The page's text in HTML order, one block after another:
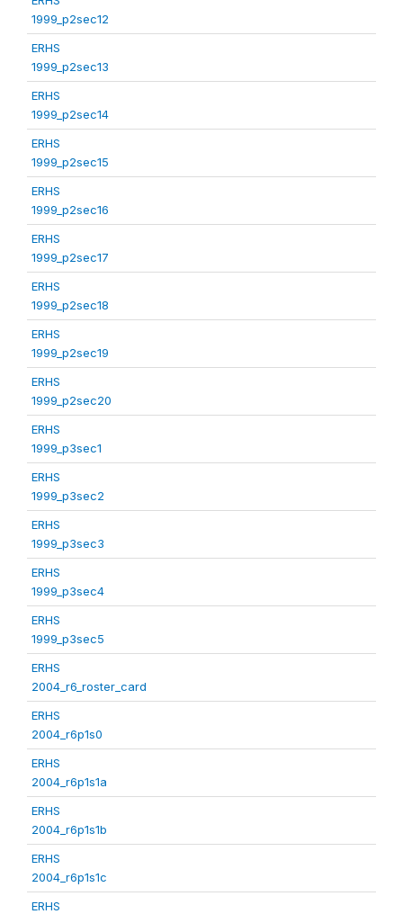
1999_p2sec12
ERHS
1999_p2sec13
ERHS
1999_p2sec14
ERHS
1999_p2sec15
ERHS
1999_p2sec16
ERHS
1999_p2sec17
ERHS
1999_p2sec18
ERHS
1999_p2sec19
ERHS
1999_p2sec20
ERHS
1999_p3sec1
ERHS
1999_p3sec2
ERHS
1999_p3sec3
ERHS
1999_p3sec4
ERHS
1999_p3sec5
ERHS
2004_r6_roster_card
ERHS
2004_r6p1s0
ERHS
2004_r6p1s1a
ERHS
2004_r6p1s1b
ERHS
2004_r6p1s1c
ERHS